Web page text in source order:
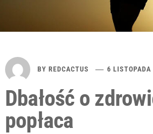
BY REDCACTUS 6 LISTOPADA
Dbałość o
popłaca